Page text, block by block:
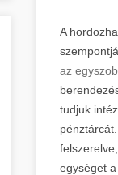
A
az
tudjuk
egységet